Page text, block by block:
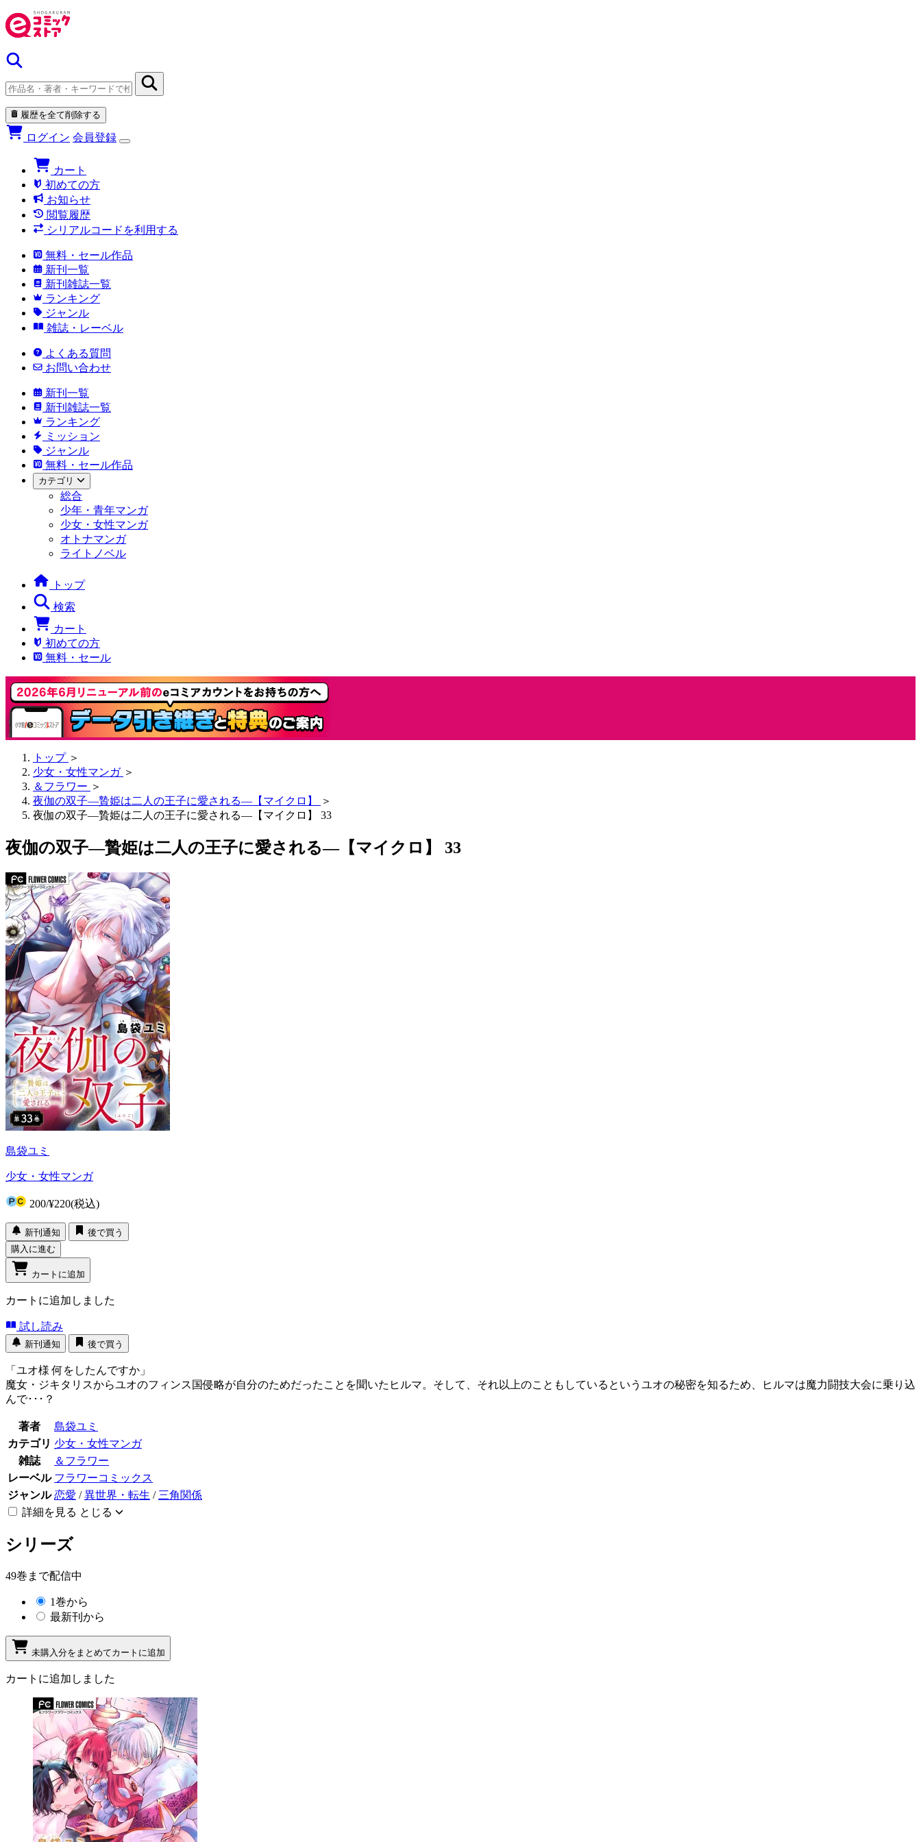
履歴を全て削除する
ログイン 会員登録
カート
初めての方
お知らせ
閲覧履歴
シリアルコードを利用する
無料・セール作品
新刊一覧
新刊雑誌一覧
ランキング
ジャンル
雑誌・レーベル
よくある質問
お問い合わせ
新刊一覧
新刊雑誌一覧
ランキング
ミッション
ジャンル
無料・セール作品
カテゴリ
総合
少年・青年マンガ
少女・女性マンガ
オトナマンガ
ライトノベル
トップ
検索
カート
初めての方
無料・セール
トップ ＞
少女・女性マンガ ＞
＆フラワー ＞
夜伽の双子―贄姫は二人の王子に愛される―【マイクロ】
＞
夜伽の双子―贄姫は二人の王子に愛される―【マイクロ】 33
夜伽の双子―贄姫は二人の王子に愛される―【マイクロ】 33
島袋ユミ
少女・女性マンガ
200/¥220(税込)
新刊通知
後で買う
購入に進む
カートに追加
カートに追加しました
試し読み
新刊通知 後で買う
「ユオ様 何をしたんですか」
魔女・ジキタリスからユオのフィンス国侵略が自分のためだったことを聞いたヒルマ。そして、それ以上のこともしているというユオの秘密を知るため、ヒルマは魔力闘技大会に乗り込
んで･･･？
著者
島袋ユミ
カテゴリ 少女・女性マンガ
雑誌
＆フラワー
レーベル フラワーコミックス
ジャンル 恋愛 /異世界・転生 / 三角関係
詳細を見る とじる
シリーズ
49巻まで配信中
1巻から
最新刊から
未購入分をまとめてカートに追加
カートに追加しました